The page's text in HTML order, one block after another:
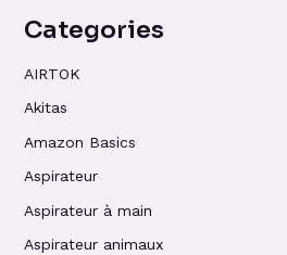
Categories
AIRTOK
Akitas
Amazon Basics
Aspirateur
Aspirateur à main
Aspirateur animaux